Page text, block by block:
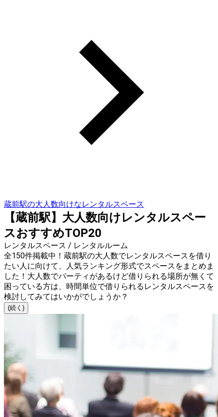
蔵前駅の大人数向けなレンタルスペース
【蔵前駅】大人数向けレンタルスペー
スおすすめTOP20
レンタルスペース / レンタルルーム
全150件掲載中！蔵前駅の大人数でレンタルスペースを借り
たい人に向けて、人気ランキング形式でスペースをまとめま
した！大人数でパーティがあるけど借りられる場所が無くて
困っている方は、時間単位で借りられるレンタルスペースを
検討してみてはいかがでしょうか？
(続く)